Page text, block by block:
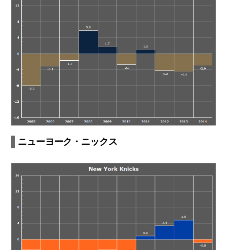
ニューヨーク・ニックス